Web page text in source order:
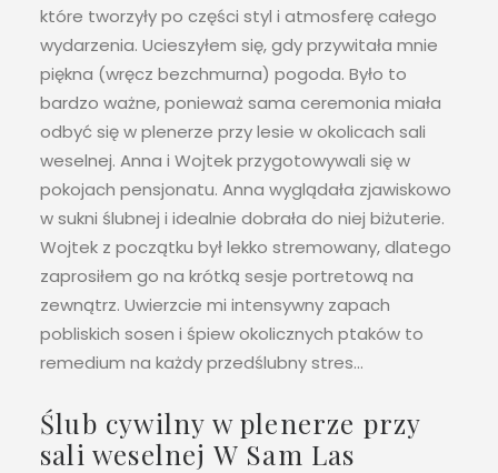
które tworzyły po części styl i atmosferę całego
wydarzenia. Ucieszyłem się, gdy przywitała mnie
piękna (wręcz bezchmurna) pogoda. Było to
bardzo ważne, ponieważ sama ceremonia miała
odbyć się w plenerze przy lesie w okolicach sali
weselnej. Anna i Wojtek przygotowywali się w
pokojach pensjonatu. Anna wyglądała zjawiskowo
w sukni ślubnej i idealnie dobrała do niej biżuterie.
Wojtek z początku był lekko stremowany, dlatego
zaprosiłem go na krótką sesje portretową na
zewnątrz. Uwierzcie mi intensywny zapach
pobliskich sosen i śpiew okolicznych ptaków to
remedium na każdy przedślubny stres…
Ślub cywilny w plenerze przy
sali weselnej W Sam Las